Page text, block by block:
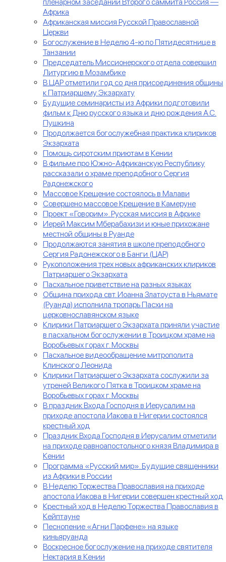
Африка
Африканская миссия Русской Православной
Церкви
Богослужение в Неделю 4-ю по Пятидесятнице в
Танзании
Председатель Миссионерского отдела совершил
Литургию в Мозамбике
В ЦАР отметили год со дня присоединения общины
к Патриаршему Экзархату
Будущие семинаристы из Африки подготовили
фильм к Дню русского языка и дню рождения А.С.
Пушкина
Продолжается богослужебная практика клириков
Экзархата
Помощь сиротским приютам в Кении
В фильме про Южно-Африканскую Республику
рассказали о храме преподобного Сергия
Радонежского
Массовое Крещение состоялось в Малави
Совершено массовое Крещение в Камеруне
Проект «Говорим». Русская миссия в Африке
Иерей Максим Мберабахизи и юные прихожане
местной общины в Руанде
Продолжаются занятия в школе преподобного
Сергия Радонежского в Банги (ЦАР)
Рукоположения трех новых африканских клириков
Патриаршего Экзархата
Пасхальное приветствие на разных языках
Община прихода свт. Иоанна Златоуста в Ньямате
(Руанда) исполнила тропарь Пасхи на
церковнославянском языке
Клирики Патриаршего Экзархата приняли участие
в пасхальном богослужении в Троицком храме на
Воробьевых горах г. Москвы
Пасхальное видеообращение митрополита
Клинского Леонида
Клирики Патриаршего Экзархата сослужили за
утреней Великого Пятка в Троицком храме на
Воробьевых горах г. Москвы
В праздник Входа Господня в Иерусалим на
приходе апостола Иакова в Нигерии состоялся
крестный ход
Праздник Входа Господня в Иерусалим отметили
на приходе равноапостольного князя Владимира в
Кении
Программа «Русский мир». Будущие священники
из Африки в России
В Неделю Торжества Православия на приходе
апостола Иакова в Нигерии совершен крестный ход
Крестный ход в Неделю Торжества Православия в
Кейптауне
Песнопение «Агни Парфене» на языке
киньяруанда
Воскресное богослужение на приходе святителя
Нектария в Кении